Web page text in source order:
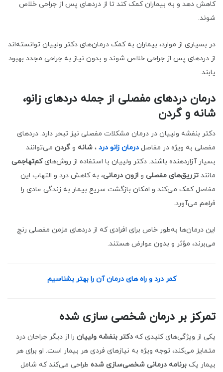
کاهش دهد و به بیماران کمک کند تا از دردهای پس از جراحی خلاص
شوند.
در بسیاری از موارد، بیماران به کمک درمان‌های دکتر ولییان توانسته‌اند
از دردهای پس از جراحی خلاص شوند و بدون نیاز به جراحی مجدد بهبود
یابند.
درمان دردهای مفصلی از جمله دردهای زانو،
شانه و گردن
دکتر بنفشه ولییان در درمان مشکلات مفصلی نیز تبحر دارد. دردهای
مفصلی به ویژه در مفاصل درمان زانو درد ، شانه و گردن می‌توانند
بسیار آزاردهنده باشند. دکتر ولییان با استفاده از روش‌هایکم‌تهاجمی
مانند تزریق‌های مفصلی و ازون درمانی، به کاهش درد و التهاب این
مفاصل کمک می‌کند و امکان بازگشت سریع بیمار به زندگی عادی را
فراهم می‌آورد.
این درمان‌ها به‌طور خاص برای افرادی که از دردهای مزمن مفصلی رنج
می‌برند، مؤثر و بدون عوارض هستند.
کمر درد و راه های درمان آن را بهتر بشناسیم
تمرکز بر درمان شخصی سازی شده
یکی از ویژگی‌های کلیدی که دکتر بنفشه ولییان را از دیگر جراحان درد
متمایز می‌کند، توجه ویژه به نیازهای فردی هر بیمار است. او برای هر
بیمار یک برنامه درمانی شخصی‌سازی شده طراحی می‌کند که شامل